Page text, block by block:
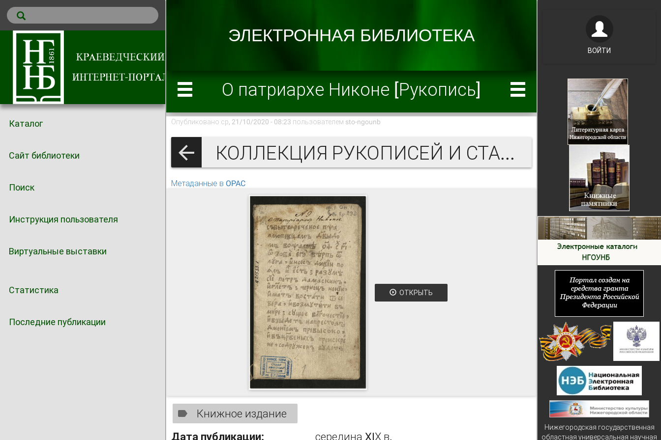
Каталог
Сайт библиотеки
Поиск
Инструкция пользователя
Виртуальные выставки
Статистика
Последние публикации
О патриархе Никоне [Рукопись]
Опубликовано ср, 21/10/2020 - 08:23 пользователем sto-ngounb
КОЛЛЕКЦИЯ РУКОПИСЕЙ И СТАРОПЕЧАТНЫХ ИЗДАНИЙ ИЗ ФОНДА РКИР
Метаданные в OPAC
ОТКРЫТЬ
Книжное издание
Дата публикации:
середина XIХ в.
ВОЙТИ
Нижегородская государственная
областная универсальная научная